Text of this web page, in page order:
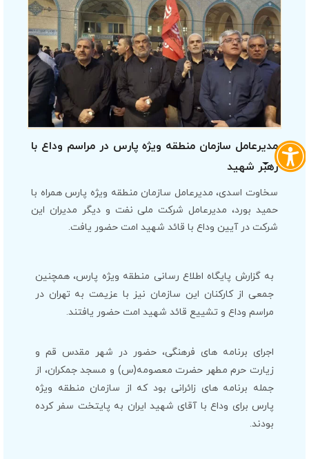
مدیرعامل سازمان منطقه ویژه پارس در مراسم وداع با
رهبر شهید
سخاوت اسدی، مدیرعامل سازمان منطقه ویژه پارس همراه با
حمید بورد، مدیرعامل شرکت ملی نفت و دیگر مدیران این
شرکت در آیین وداع با قائد شهید امت حضور یافت.
به گزارش پایگاه اطلاع رسانی منطقه ویژه پارس، همچنین
جمعی از کارکنان این سازمان نیز با عزیمت به تهران در
مراسم وداع و تشییع قائد شهید امت حضور یافتند.
اجرای برنامه های فرهنگی، حضور در شهر مقدس قم و
زیارت حرم مطهر حضرت معصومه(س) و مسجد جمکران، از
جمله برنامه های زائرانی بود که از سازمان منطقه ویژه
پارس برای وداع با آقای شهید ایران به پایتخت سفر کرده
بودند.